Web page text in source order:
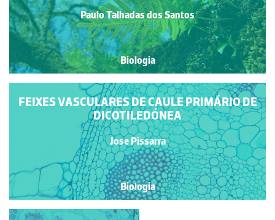
Paulo Talhadas dos Santos
Biologia
FEIXES VASCULARES DE CAULE PRIMÁRIO DE
DICOTILEDÓNEA
Jose Pissarra
Biologia